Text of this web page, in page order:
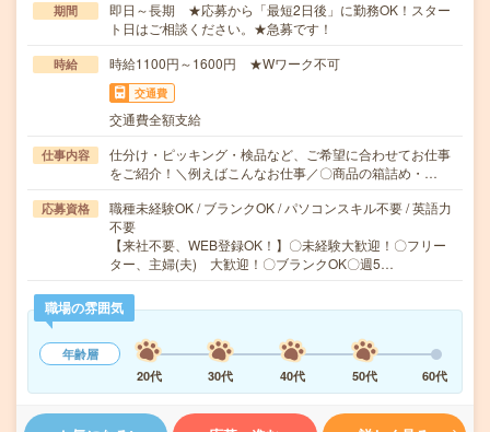
期間
即日～長期 ★応募から「最短2日後」に勤務OK！スター
ト日はご相談ください。★急募です！
時給 時給1100円～1600円 ★Wワーク不可
交通費
交通費全額支給
仕事内容
仕分け・ピッキング・検品など、ご希望に合わせてお仕事
をご紹介！＼例えばこんなお仕事／〇商品の箱詰め・…
応募資格
職種未経験OK / ブランクOK / パソコンスキル不要 / 英語力
不要
【来社不要、WEB登録OK！】〇未経験大歓迎！〇フリー
ター、主婦(夫) 大歓迎！〇ブランクOK〇週5…
職場の雰囲気
年齢層
20代
30代 40代 50代 60代